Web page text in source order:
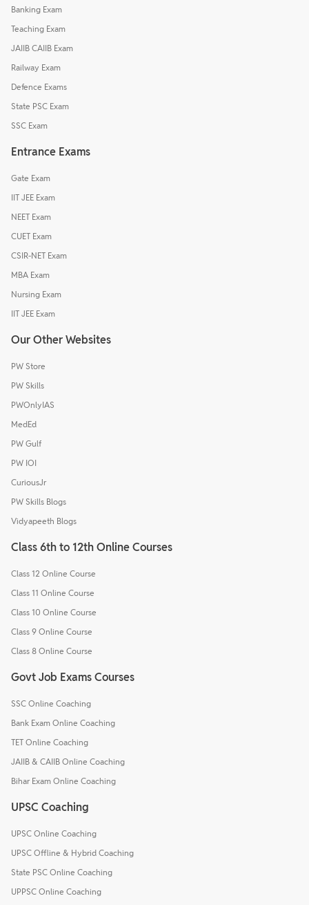
Banking Exam
Teaching Exam
JAIIB CAIIB Exam
Railway Exam
Defence Exams
State PSC Exam
SSC Exam
Entrance Exams
Gate Exam
IIT JEE Exam
NEET Exam
CUET Exam
CSIR-NET Exam
MBA Exam
Nursing Exam
IIT JEE Exam
Our Other Websites
PW Store
PW Skills
PWOnlyIAS
MedEd
PW Gulf
PW IOI
CuriousJr
PW Skills Blogs
Vidyapeeth Blogs
Class 6th to 12th Online Courses
Class 12 Online Course
Class 11 Online Course
Class 10 Online Course
Class 9 Online Course
Class 8 Online Course
Govt Job Exams Courses
SSC Online Coaching
Bank Exam Online Coaching
TET Online Coaching
JAIIB & CAIIB Online Coaching
Bihar Exam Online Coaching
UPSC Coaching
UPSC Online Coaching
UPSC Offline & Hybrid Coaching
State PSC Online Coaching
UPPSC Online Coaching